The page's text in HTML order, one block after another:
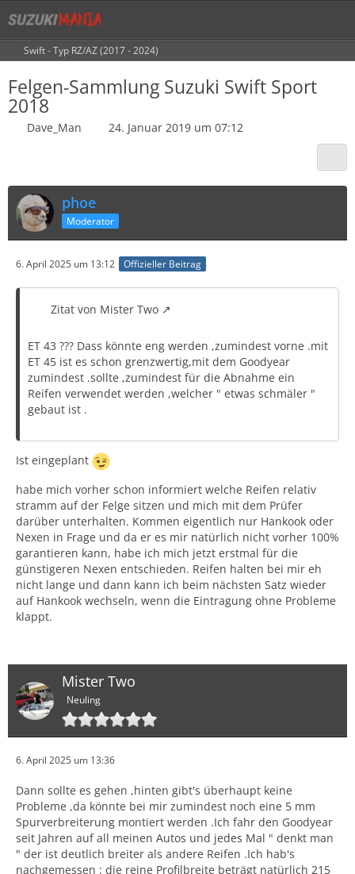
Swift - Typ RZ/AZ (2017 - 2024)
Felgen-Sammlung Suzuki Swift Sport
2018
Dave_Man 24. Januar 2019 um 07:12
phoe
Moderator
6. April 2025 um 13:12 Offizieller Beitrag
Zitat von Mister Two
ET 43 ??? Dass könnte eng werden ,zumindest vorne .mit
ET 45 ist es schon grenzwertig,mit dem Goodyear
zumindest .sollte ,zumindest für die Abnahme ein
Reifen verwendet werden ,welcher " etwas schmäler "
gebaut ist .
Ist eingeplant
habe mich vorher schon informiert welche Reifen relativ
stramm auf der Felge sitzen und mich mit dem Prüfer
darüber unterhalten. Kommen eigentlich nur Hankook oder
Nexen in Frage und da er es mir natürlich nicht vorher 100%
garantieren kann, habe ich mich jetzt erstmal für die
günstigeren Nexen entschieden. Reifen halten bei mir eh
nicht lange und dann kann ich beim nächsten Satz wieder
auf Hankook wechseln, wenn die Eintragung ohne Probleme
klappt.
Mister Two
Neuling
6. April 2025 um 13:36
Dann sollte es gehen ,hinten gibt's überhaupt keine
Probleme ,da könnte bei mir zumindest noch eine 5 mm
Spurverbreiterung montiert werden .Ich fahr den Goodyear
seit Jahren auf all meinen Autos und jedes Mal " denkt man
" der ist deutlich breiter als andere Reifen .Ich hab's
nachgemessen : die reine Profilbreite beträgt natürlich 215